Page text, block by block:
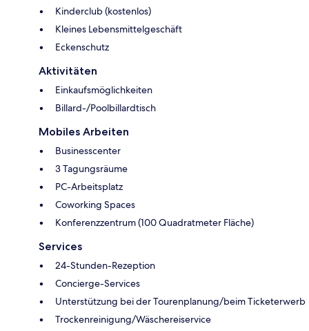
Kinderclub (kostenlos)
Kleines Lebensmittelgeschäft
Eckenschutz
Aktivitäten
Einkaufsmöglichkeiten
Billard-/Poolbillardtisch
Mobiles Arbeiten
Businesscenter
3 Tagungsräume
PC-Arbeitsplatz
Coworking Spaces
Konferenzzentrum (100 Quadratmeter Fläche)
Services
24-Stunden-Rezeption
Concierge-Services
Unterstützung bei der Tourenplanung/beim Ticketerwerb
Trockenreinigung/Wäschereiservice